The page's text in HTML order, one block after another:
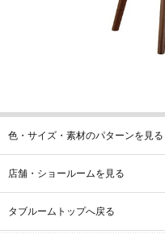
色・サイズ・素材のパターンを見る
店舗・ショールームを見る
タブルームトップへ戻る